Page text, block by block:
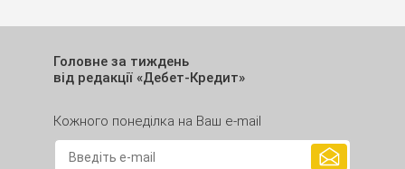
Головне за тиждень
від редакції «Дебет-Кредит»
Кожного понеділка на Ваш e-mail